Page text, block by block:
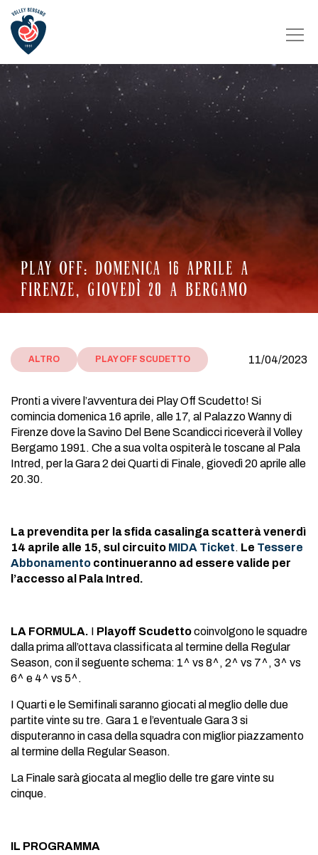
PLAY OFF: DOMENICA 16 APRILE A
FIRENZE, GIOVEDÌ 20 A BERGAMO
ALTRO PLAY OFF SCUDETTO 11/04/2023
Pronti a vivere l’avventura dei Play Off Scudetto! Si
comincia domenica 16 aprile, alle 17, al Palazzo Wanny di
Firenze dove la Savino Del Bene Scandicci riceverà il Volley
Bergamo 1991. Che a sua volta ospiterà le toscane al Pala
Intred, per la Gara 2 dei Quarti di Finale, giovedì 20 aprile alle
20.30.
La prevendita per la sfida casalinga scatterà venerdì
14 aprile alle 15, sul circuito MIDA Ticket. Le Tessere
Abbonamento continueranno ad essere valide per
l’accesso al Pala Intred.
LA FORMULA. I Playoff Scudettocoinvolgono le squadre
dalla prima all’ottava classificata al termine della Regular
Season, con il seguente schema: 1^ vs 8^, 2^ vs 7^, 3^ vs
6^ e 4^ vs 5^.
I Quarti e le Semifinali saranno giocati al meglio delle due
partite vinte su tre. Gara 1 e l’eventuale Gara 3 si
disputeranno in casa della squadra con miglior piazzamento
al termine della Regular Season.
La Finale sarà giocata al meglio delle tre gare vinte su
cinque.
IL PROGRAMMA